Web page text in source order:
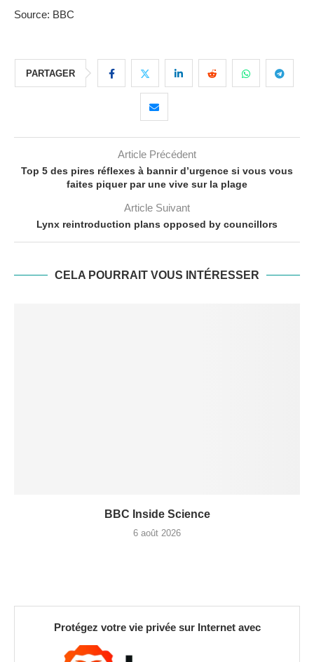
Source: BBC
PARTAGER
Article Précédent
Top 5 des pires réflexes à bannir d’urgence si vous vous
faites piquer par une vive sur la plage
Article Suivant
Lynx reintroduction plans opposed by councillors
CELA POURRAIT VOUS INTÉRESSER
BBC Inside Science
6 août 2026
Protégez votre vie privée sur Internet avec